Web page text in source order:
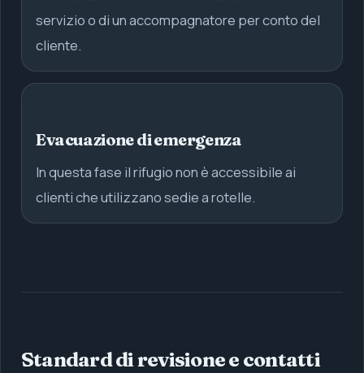
servizio o di un accompagnatore per conto del
cliente.
Evacuazione di emergenza
In questa fase il rifugio non è accessibile ai
clienti che utilizzano sedie a rotelle.
Standard di revisione e contatti